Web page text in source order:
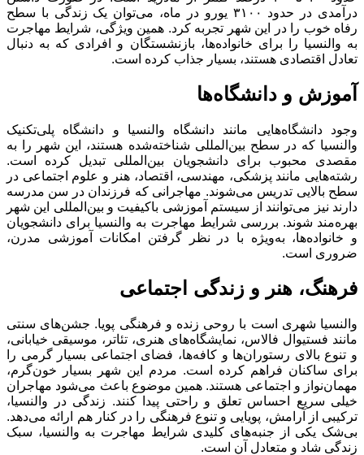
درآمدی در حدود ۳۱۰۰ یورو در ماه، می‌توان یک زندگی با سطح
رفاه خوب را در این شهر تجربه کرد. همین ویژگی، شرایط مهاجرت
به والنسیا را برای خانواده‌ها، بازنشستگان و افرادی که به دنبال
تعادل اقتصادی هستند، بسیار جذاب کرده است.
آموزش و دانشگاه‌ها
وجود دانشگاه‌هایی مانند دانشگاه والنسیا و دانشگاه پلی‌تکنیک
والنسیا که در سطح بین‌المللی شناخته‌شده هستند، این شهر را به
مقصدی محبوب برای دانشجویان بین‌المللی تبدیل کرده است.
رشته‌هایی مانند پزشکی، مهندسی، اقتصاد، هنر و علوم اجتماعی در
سطح بالایی تدریس می‌شوند. مهاجرانی که فرزندان در سن مدرسه
دارند نیز می‌توانند از سیستم آموزشی باکیفیت و بین‌المللی این شهر
بهره‌مند شوند. بررسی شرایط مهاجرت به والنسیا برای دانشجویان
و خانواده‌ها، به‌ویژه با در نظر گرفتن امکانات آموزشی مدرن،
ضروری است.
فرهنگ، هنر و زندگی اجتماعی
والنسیا شهری است با روحی زنده و فرهنگی پویا. جشن‌های سنتی
مانند فستیوال فالاس، نمایشگاه‌های هنری، تئاتر، موسیقی خیابانی،
و تنوع بالای رستوران‌ها و کافه‌ها، فضای اجتماعی بسیار گرمی را
برای ساکنان فراهم کرده است. مردم این شهر بسیار خون‌گرم،
مهمان‌نواز و اجتماعی هستند. همین موضوع باعث می‌شود مهاجران
خیلی سریع احساس تعلق و راحتی پیدا کنند. زندگی در والنسیا،
ترکیبی از آرامش، پویایی و تنوع فرهنگی را در کنار هم ارائه می‌دهد.
بی‌شک یکی از جنبه‌های کلیدی شرایط مهاجرت به والنسیا، سبک
زندگی شاد و متعادل آن است.